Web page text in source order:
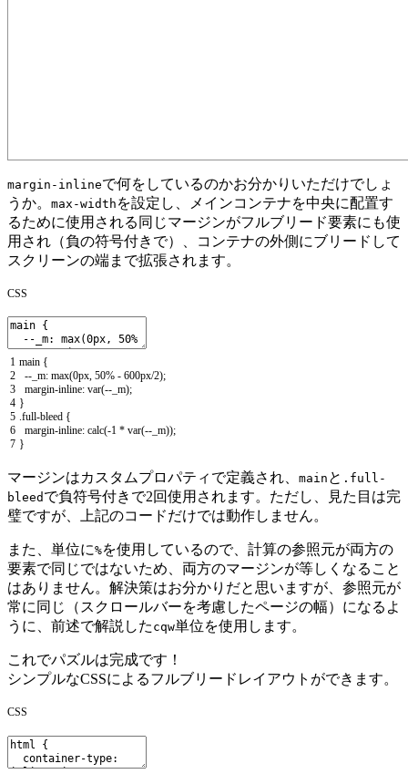
margin-inlineで何をしているのかお分かりいただけでしょ
うか。 max-width を設定し、メインコンテナを中央に配置す
るために使用される同じマージンがフルブリード要素にも使
用され（負の符号付きで）、コンテナの外側にブリードして
スクリーンの端まで拡張されます。
CSS
1
2
3
4
5
6
7
main {
-- _m: max(0px, 50% - 600px/2);
margin-inline: var(-- _m);
}
.full-bleed {
margin-inline: calc(-1 * var(-- _m));
}
マージンはカスタムプロパティで定義され、 main と .full-
bleed で負符号付きで2回使用されます。ただし、見た目は完
璧ですが、上記のコードだけでは動作しません。
また、単位に%を使用しているので、計算の参照元が両方の
要素で同じではないため、両方のマージンが等しくなること
はありません。解決策はお分かりだと思いますが、参照元が
常に同じ（スクロールバーを考慮したページの幅）になるよ
うに、前述で解説した cqw単位を使用します。
これでパズルは完成です！
シンプルなCSSによるフルブリードレイアウトができます。
CSS